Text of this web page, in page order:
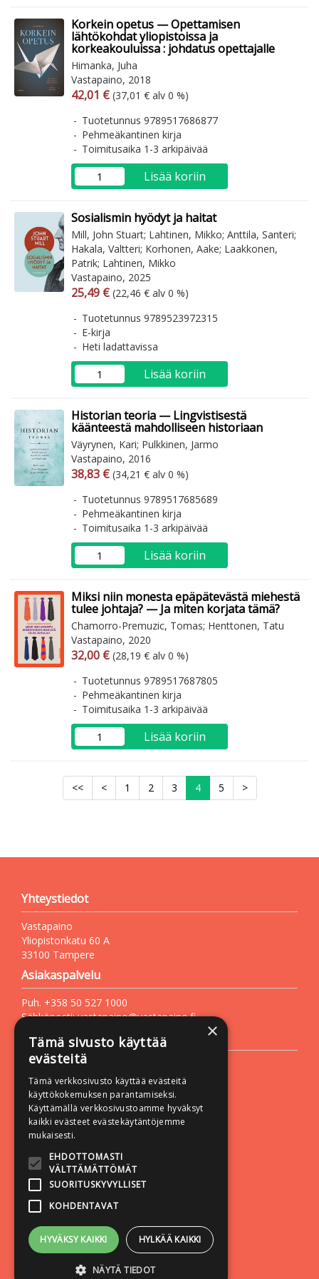
Korkein opetus — Opettamisen
lähtökohdat yliopistoissa ja
korkeakouluissa : johdatus opettajalle
Himanka, Juha
Vastapaino, 2018
Arvonlisäverollinen hinta
42,01 € Arvonlisäveroton hinta
(37,01 € alv 0 %)
Tuotetunnus 9789517686877
Pehmeäkantinen kirja
Toimitusaika 1-3 arkipäivää
Lisää koriin
Sosialismin hyödyt ja haitat
Mill, John Stuart; Lahtinen, Mikko; Anttila, Santeri;
Hakala, Valtteri; Korhonen, Aake; Laakkonen,
Patrik; Lahtinen, Mikko
Vastapaino, 2025
Arvonlisäverollinen hinta
25,49 € Arvonlisäveroton hinta
(22,46 € alv 0 %)
Tuotetunnus 9789523972315
E-kirja
Heti ladattavissa
Lisää koriin
Historian teoria — Lingvistisestä
käänteestä mahdolliseen historiaan
Väyrynen, Kari; Pulkkinen, Jarmo
Vastapaino, 2016
Arvonlisäverollinen hinta
38,83 € Arvonlisäveroton hinta
(34,21 € alv 0 %)
Tuotetunnus 9789517685689
Pehmeäkantinen kirja
Toimitusaika 1-3 arkipäivää
Lisää koriin
Miksi niin monesta epäpätevästä miehestä
tulee johtaja? — Ja miten korjata tämä?
Chamorro-Premuzic, Tomas; Henttonen, Tatu
Vastapaino, 2020
Arvonlisäverollinen hinta
32,00 € Arvonlisäveroton hinta
(28,19 € alv 0 %)
Tuotetunnus 9789517687805
Pehmeäkantinen kirja
Toimitusaika 1-3 arkipäivää
Lisää koriin
<< < 1 2 3 4 5 >
Yhteystiedot
Vastapaino
Yliopistonkatu 60 A
33100 Tampere
Asiakaspalvelu
Puh. +358 50 527 1000
Sähköposti:vastapaino@vastapaino.fi
Lisätietoa
Toimitusehdot
Käyttöohjeet
Tietosuojaseloste
Saavutettavuusseloste
×
Tämä sivusto käyttää
evästeitä
Tämä verkkosivusto käyttää evästeitä
käyttökokemuksen parantamiseksi.
Käyttämällä verkkosivustoamme hyväksyt
kaikki evästeet evästekäytäntöjemme
mukaisesti.
EHDOTTOMASTI
VÄLTTÄMÄTTÖMÄT
SUORITUSKYVYLLISET
KOHDENTAVAT
HYVÄKSY KAIKKI HYLKÄÄ KAIKKI
NÄYTÄ TIEDOT